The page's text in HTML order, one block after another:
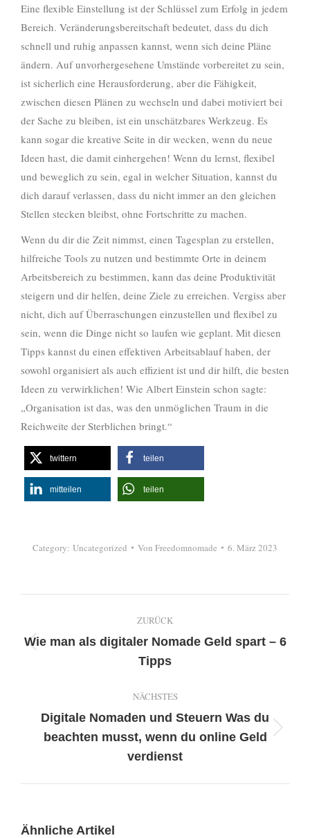
Eine flexible Einstellung ist der Schlüssel zum Erfolg in jedem
Bereich. Veränderungsbereitschaft bedeutet, dass du dich
schnell und ruhig anpassen kannst, wenn sich deine Pläne
ändern. Auf unvorhergesehene Umstände vorbereitet zu sein,
ist sicherlich eine Herausforderung, aber die Fähigkeit,
zwischen diesen Plänen zu wechseln und dabei motiviert bei
der Sache zu bleiben, ist ein unschätzbares Werkzeug. Es
kann sogar die kreative Seite in dir wecken, wenn du neue
Ideen hast, die damit einhergehen! Wenn du lernst, flexibel
und beweglich zu sein, egal in welcher Situation, kannst du
dich darauf verlassen, dass du nicht immer an den gleichen
Stellen stecken bleibst, ohne Fortschritte zu machen.
Wenn du dir die Zeit nimmst, einen Tagesplan zu erstellen,
hilfreiche Tools zu nutzen und bestimmte Orte in deinem
Arbeitsbereich zu bestimmen, kann das deine Produktivität
steigern und dir helfen, deine Ziele zu erreichen. Vergiss aber
nicht, dich auf Überraschungen einzustellen und flexibel zu
sein, wenn die Dinge nicht so laufen wie geplant. Mit diesen
Tipps kannst du einen effektiven Arbeitsablauf haben, der
sowohl organisiert als auch effizient ist und dir hilft, die besten
Ideen zu verwirklichen! Wie Albert Einstein schon sagte:
„Organisation ist das, was den unmöglichen Traum in die
Reichweite der Sterblichen bringt.“
twittern teilen
mitteilen teilen
Category: Uncategorized Von Freedomnomade 6. März 2023
ZURÜCK
Vorheriger
Beitrag:
Wie man als digitaler Nomade Geld spart – 6
Tipps
NÄCHSTES
Nächster
Beitrag:
Digitale Nomaden und Steuern Was du
beachten musst, wenn du online Geld
verdienst
Ähnliche Artikel